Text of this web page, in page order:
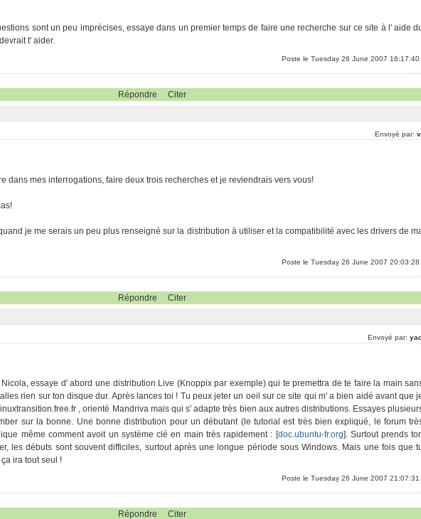
sont un peu imprécises, essaye dans un premier temps de faire une recherche sur ce site à l' aide
t' aider.
Poste le Tuesday 26 June 2007 16:17:40
Répondre Citer
Envoyé par:
dans mes interrogations, faire deux trois recherches et je reviendrais vers vous!
je me serais un peu plus renseigné sur la distribution à utiliser et la compatibilité avec les drivers de
Poste le Tuesday 26 June 2007 20:03:28
Répondre Citer
Envoyé par:
essaye d' abord une distribution Live (Knoppix par exemple) qui te premettra de te faire la main
rien sur ton disque dur. Après lances toi ! Tu peux jeter un oeil sur ce site qui m' a bien aidé avant que
, orienté Mandriva mais qui s' adapte très bien aux autres distributions. Essayes
sur la bonne. Une bonne distribution pour un débutant (le tutorial est très bien expliqué, le forum
même comment avoit un système clé en main très rapidement : [doc.ubuntu-fr.org]. Surtout prends
les débuts sont souvent difficiles, surtout après une longue période sous Windows. Mais une fois que
ira tout seul !
Poste le Tuesday 26 June 2007 21:07:31
Répondre Citer